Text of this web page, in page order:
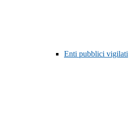
Enti pubblici vigilati